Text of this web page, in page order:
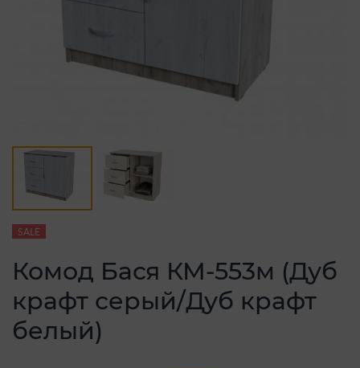
SALE
Комод Бася КМ-553м (Дуб
крафт серый/Дуб крафт
белый)